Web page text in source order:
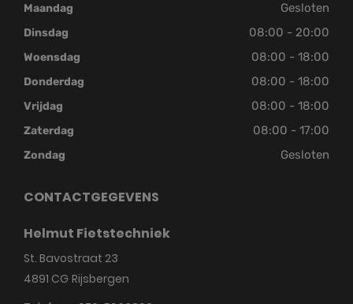
Maandag Gesloten
Dinsdag 08:00 - 20:00
Woensdag 08:00 - 18:00
Donderdag 08:00 - 18:00
Vrijdag 08:00 - 18:00
Zaterdag 08:00 - 17:00
Zondag Gesloten
CONTACTGEGEVENS
Helmut Fietstechniek
St. Bavostraat 23
4891 CG Rijsbergen